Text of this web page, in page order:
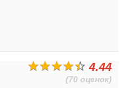
4.44
(70 оценок)